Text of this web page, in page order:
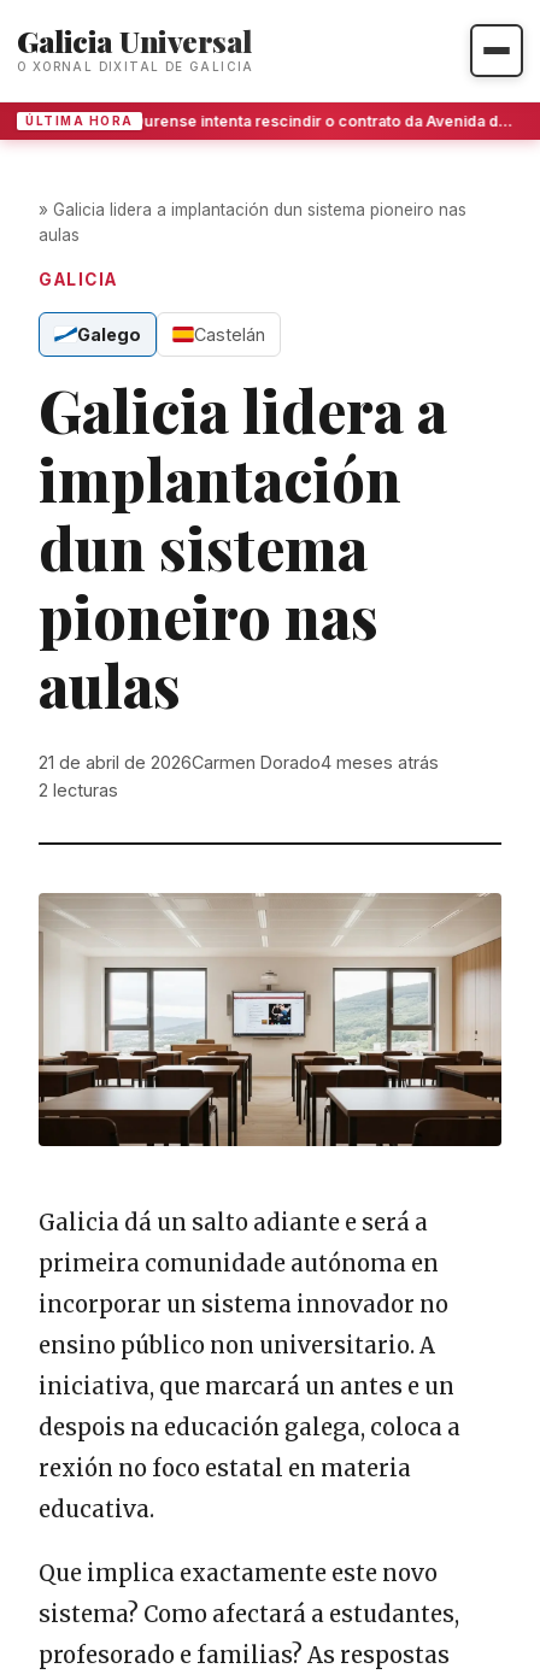
Galicia Universal
O XORNAL DIXITAL DE GALICIA
ÚLTIMA HORA Ourense intenta rescindir o contrato da Avenida de Portugal tras anos de bloqueo
» Galicia lidera a implantación dun sistema pioneiro nas
aulas
GALICIA
Galego Castelán
Galicia lidera a
implantación
dun sistema
pioneiro nas
aulas
21 de abril de 2026Carmen Dorado4 meses atrás
2 lecturas
Galicia dá un salto adiante e será a
primeira comunidade autónoma en
incorporar un sistema innovador no
ensino público non universitario. A
iniciativa, que marcará un antes e un
despois na educación galega, coloca a
rexión no foco estatal en materia
educativa.
Que implica exactamente este novo
sistema? Como afectará a estudantes,
profesorado e familias? As respostas